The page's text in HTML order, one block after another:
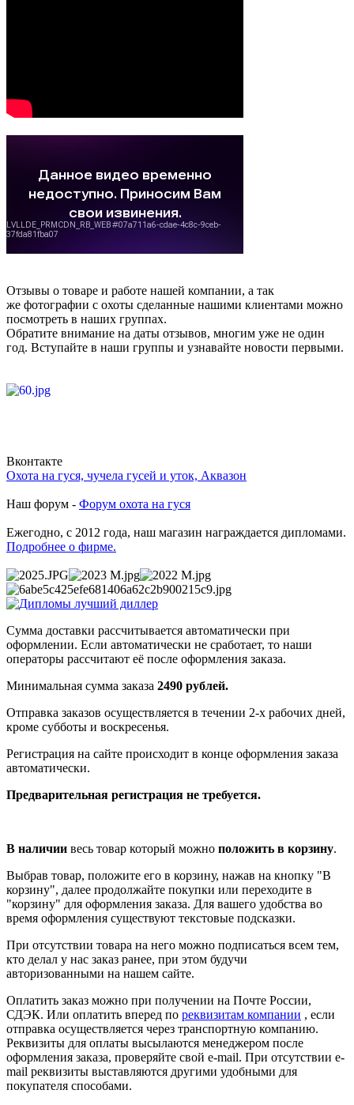
Отзывы о товаре и работе нашей компании, а так
же фотографии с охоты сделанные нашими клиентами можно
посмотреть в наших группах.
Обратите внимание на даты отзывов, многим уже не один
год. Вступайте в наши группы и узнавайте новости первыми.
Вконтакте
Охота на гуся, чучела гусей и уток, Аквазон
Наш форум - Форум охота на гуся
Ежегодно, с 2012 года, наш магазин награждается дипломами.
Подробнее о фирме.
Сумма доставки рассчитывается автоматически при
оформлении. Если автоматически не сработает, то наши
операторы рассчитают её после оформления заказа.
Минимальная сумма заказа 2490 рублей.
Отправка заказов осуществляется в течении 2-х рабочих дней,
кроме субботы и воскресенья.
Регистрация на сайте происходит в конце оформления заказа
автоматически.
Предварительная регистрация не требуется.
В наличии весь товар который можно положить в корзину.
Выбрав товар, положите его в корзину, нажав на кнопку "В
корзину", далее продолжайте покупки или переходите в
"корзину" для оформления заказа. Для вашего удобства во
время оформления существуют текстовые подсказки.
При отсутствии товара на него можно подписаться всем тем,
кто делал у нас заказ ранее, при этом будучи
авторизованными на нашем сайте.
Оплатить заказ можно при получении на Почте России,
СДЭК. Или оплатить вперед по реквизитам компании , если
отправка осуществляется через транспортную компанию.
Реквизиты для оплаты высылаются менеджером после
оформления заказа, проверяйте свой e-mail. При отсутствии e-
mail реквизиты выставляются другими удобными для
покупателя способами.